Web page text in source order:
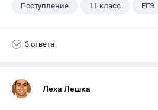
Поступление 11 класс ЕГЭ
3 ответа
Леха Лешка